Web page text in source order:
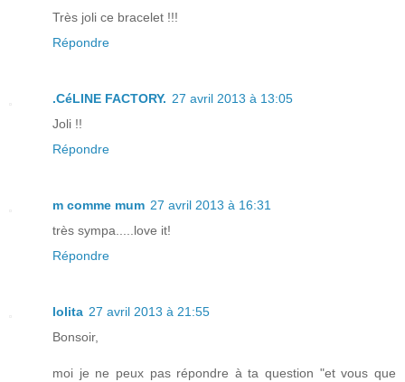
Très joli ce bracelet !!!
Répondre
.CéLINE FACTORY. 27 avril 2013 à 13:05
Joli !!
Répondre
m comme mum 27 avril 2013 à 16:31
très sympa.....love it!
Répondre
lolita 27 avril 2013 à 21:55
Bonsoir,
moi je ne peux pas répondre à ta question "et vous que